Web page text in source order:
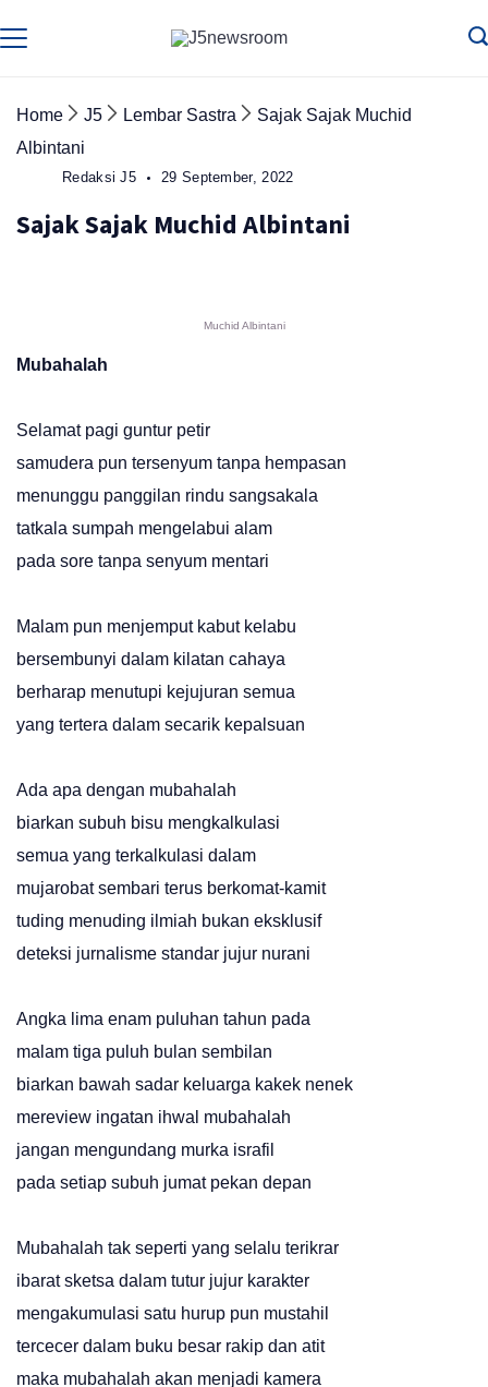
to
Home J5 Lembar Sastra
Sajak Sajak Muchid
Albintani
Redaksi J5 29 September, 2022
Sajak Sajak Muchid Albintani
Muchid Albintani
Mubahalah
Selamat pagi guntur petir
samudera pun tersenyum tanpa hempasan
menunggu panggilan rindu sangsakala
tatkala sumpah mengelabui alam
pada sore tanpa senyum mentari
Malam pun menjemput kabut kelabu
bersembunyi dalam kilatan cahaya
berharap menutupi kejujuran semua
yang tertera dalam secarik kepalsuan
Ada apa dengan mubahalah
biarkan subuh bisu mengkalkulasi
semua yang terkalkulasi dalam
mujarobat sembari terus berkomat-kamit
tuding menuding ilmiah bukan eksklusif
deteksi jurnalisme standar jujur nurani
Angka lima enam puluhan tahun pada
malam tiga puluh bulan sembilan
biarkan bawah sadar keluarga kakek nenek
mereview ingatan ihwal mubahalah
jangan mengundang murka israfil
pada setiap subuh jumat pekan depan
Mubahalah tak seperti yang selalu terikrar
ibarat sketsa dalam tutur jujur karakter
mengakumulasi satu hurup pun mustahil
tercecer dalam buku besar rakip dan atit
maka mubahalah akan menjadi kamera